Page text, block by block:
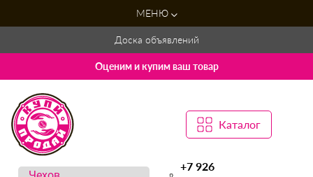
МЕНЮ
Доска объявлений
Оценим и купим ваш товар
Каталог
+7 926